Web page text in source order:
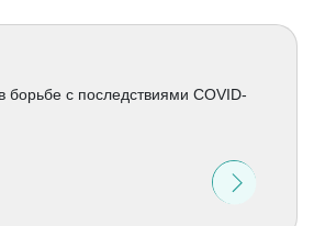
борьбе с последствиями COVID-